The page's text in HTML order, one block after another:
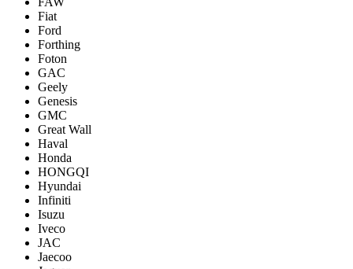
Fiat
Ford
Forthing
Foton
GAC
Geely
Genesis
GMC
Great Wall
Haval
Honda
HONGQI
Hyundai
Infiniti
Isuzu
Iveco
JAC
Jaecoo